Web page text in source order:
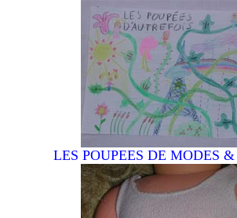
LES POUPEES DE MODES